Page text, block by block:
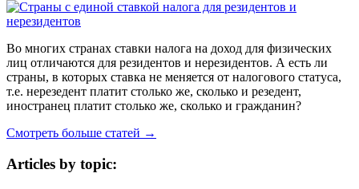
Во многих странах ставки налога на доход для физических
лиц отличаются для резидентов и нерезидентов. А есть ли
страны, в которых ставка не меняется от налогового статуса,
т.е. нерезедент платит столько же, сколько и резедент,
иностранец платит столько же, сколько и гражданин?
Смотреть больше статей →
Articles by topic: